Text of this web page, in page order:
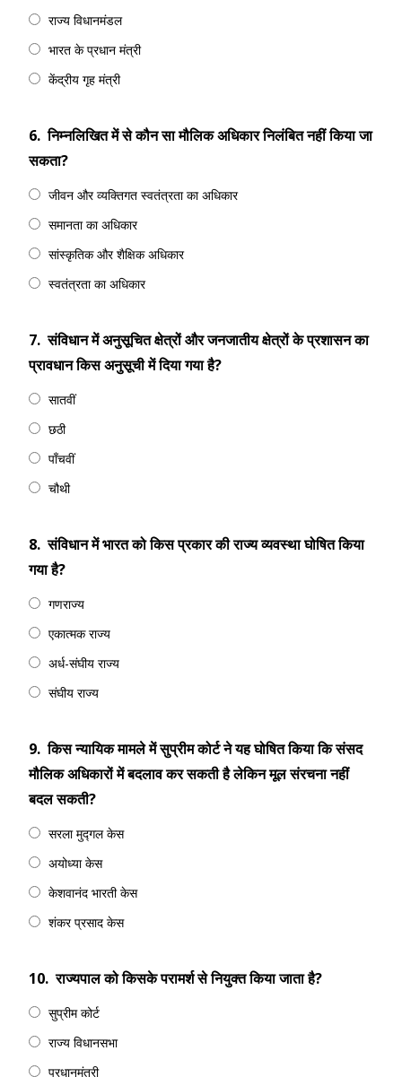
राज्य विधानमंडल
भारत के प्रधान मंत्री
केंद्रीय गृह मंत्री
6. निम्नलिखित में से कौन सा मौलिक अधिकार निलंबित नहीं किया जा
सकता?
जीवन और व्यक्तिगत स्वतंत्रता का अधिकार
समानता का अधिकार
सांस्कृतिक और शैक्षिक अधिकार
स्वतंत्रता का अधिकार
7. संविधान में अनुसूचित क्षेत्रों और जनजातीय क्षेत्रों के प्रशासन का
प्रावधान किस अनुसूची में दिया गया है?
सातवीं
छठी
पाँचवीं
चौथी
8. संविधान में भारत को किस प्रकार की राज्य व्यवस्था घोषित किया
गया है?
गणराज्य
एकात्मक राज्य
अर्ध-संघीय राज्य
संघीय राज्य
9. किस न्यायिक मामले में सुप्रीम कोर्ट ने यह घोषित किया कि संसद
मौलिक अधिकारों में बदलाव कर सकती है लेकिन मूल संरचना नहीं
बदल सकती?
सरला मुद्गल केस
अयोध्या केस
केशवानंद भारती केस
शंकर प्रसाद केस
10. राज्यपाल को किसके परामर्श से नियुक्त किया जाता है?
सुप्रीम कोर्ट
राज्य विधानसभा
प्रधानमंत्री